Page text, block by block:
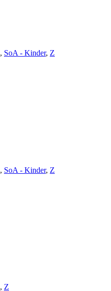
, SoA - Kinder, Z
, SoA - Kinder, Z
, Z